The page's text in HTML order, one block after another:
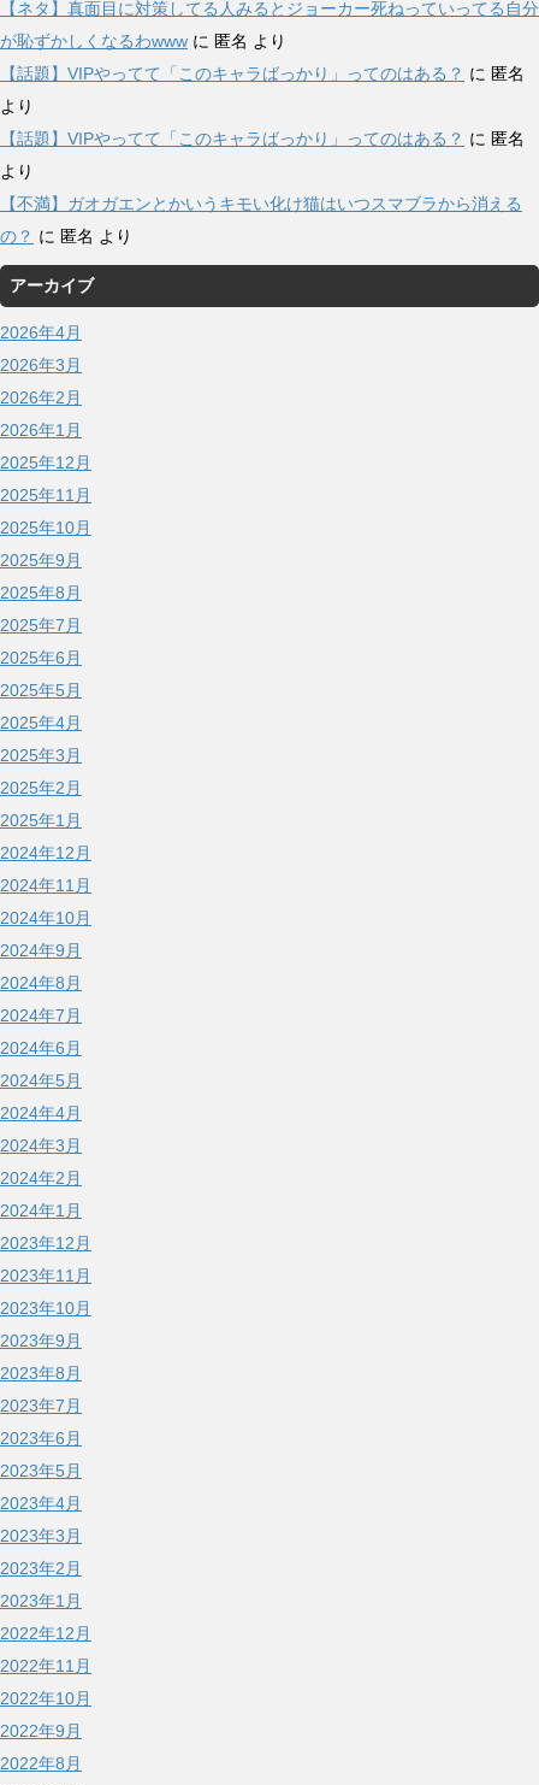
【ネタ】真面目に対策してる人みるとジョーカー死ねっていってる自分
が恥ずかしくなるわwww に 匿名 より
【話題】VIPやってて「このキャラばっかり」ってのはある？ に 匿名
より
【話題】VIPやってて「このキャラばっかり」ってのはある？ に 匿名
より
【不満】ガオガエンとかいうキモい化け猫はいつスマブラから消える
の？ に 匿名 より
アーカイブ
2026年4月
2026年3月
2026年2月
2026年1月
2025年12月
2025年11月
2025年10月
2025年9月
2025年8月
2025年7月
2025年6月
2025年5月
2025年4月
2025年3月
2025年2月
2025年1月
2024年12月
2024年11月
2024年10月
2024年9月
2024年8月
2024年7月
2024年6月
2024年5月
2024年4月
2024年3月
2024年2月
2024年1月
2023年12月
2023年11月
2023年10月
2023年9月
2023年8月
2023年7月
2023年6月
2023年5月
2023年4月
2023年3月
2023年2月
2023年1月
2022年12月
2022年11月
2022年10月
2022年9月
2022年8月